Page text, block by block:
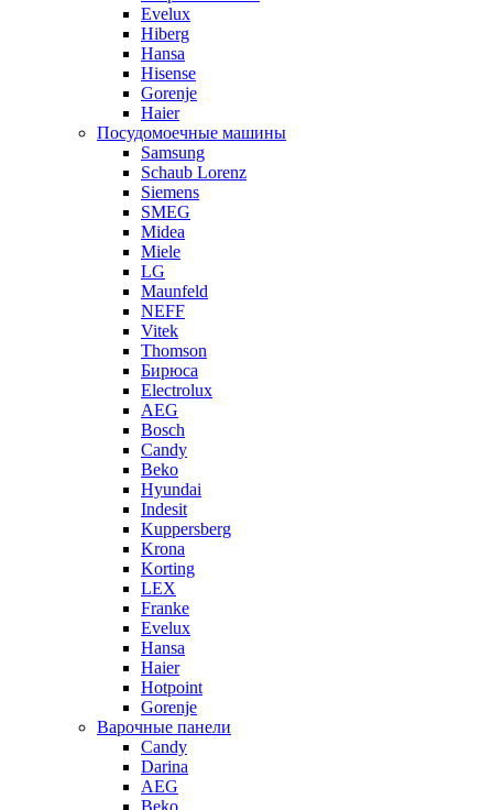
Evelux
Hiberg
Hansa
Hisense
Gorenje
Haier
Посудомоечные машины
Samsung
Schaub Lorenz
Siemens
SMEG
Midea
Miele
LG
Maunfeld
NEFF
Vitek
Thomson
Бирюса
Electrolux
AEG
Bosch
Candy
Beko
Hyundai
Indesit
Kuppersberg
Krona
Korting
LEX
Franke
Evelux
Hansa
Haier
Hotpoint
Gorenje
Варочные панели
Candy
Darina
AEG